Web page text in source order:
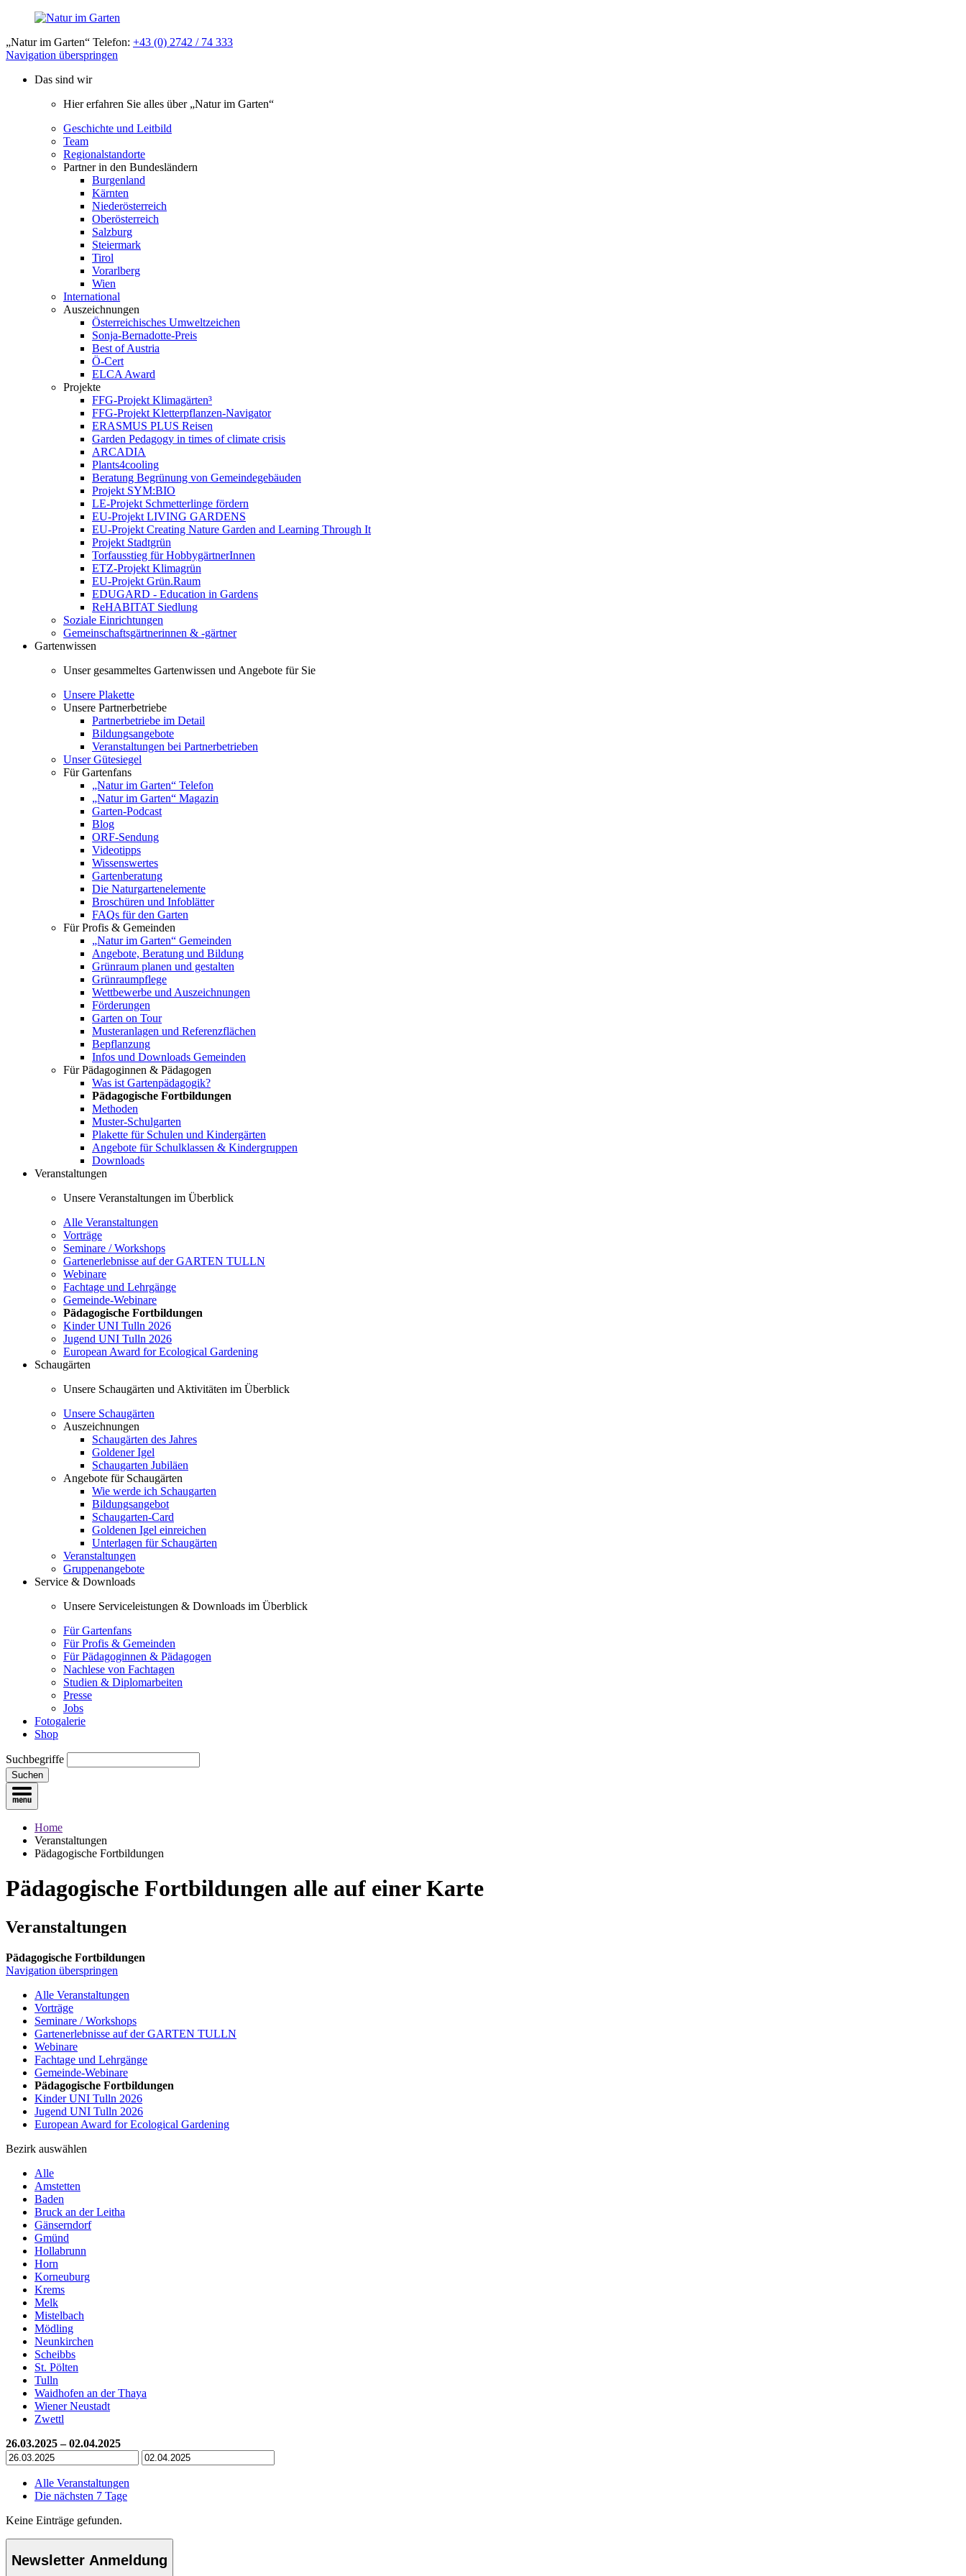
„Natur im Garten“ Telefon: +43 (0) 2742 / 74 333
Navigation überspringen
Das sind wir
Hier erfahren Sie alles über „Natur im Garten“
Geschichte und Leitbild
Team
Regionalstandorte
Partner in den Bundesländern
Burgenland
Kärnten
Niederösterreich
Oberösterreich
Salzburg
Steiermark
Tirol
Vorarlberg
Wien
International
Auszeichnungen
Österreichisches Umweltzeichen
Sonja-Bernadotte-Preis
Best of Austria
Ö-Cert
ELCA Award
Projekte
FFG-Projekt Klimagärten³
FFG-Projekt Kletterpflanzen-Navigator
ERASMUS PLUS Reisen
Garden Pedagogy in times of climate crisis
ARCADIA
Plants4cooling
Beratung Begrünung von Gemeindegebäuden
Projekt SYM:BIO
LE-Projekt Schmetterlinge fördern
EU-Projekt LIVING GARDENS
EU-Projekt Creating Nature Garden and Learning Through It
Projekt Stadtgrün
Torfausstieg für HobbygärtnerInnen
ETZ-Projekt Klimagrün
EU-Projekt Grün.Raum
EDUGARD - Education in Gardens
ReHABITAT Siedlung
Soziale Einrichtungen
Gemeinschaftsgärtnerinnen & -gärtner
Gartenwissen
Unser gesammeltes Gartenwissen und Angebote für Sie
Unsere Plakette
Unsere Partnerbetriebe
Partnerbetriebe im Detail
Bildungsangebote
Veranstaltungen bei Partnerbetrieben
Unser Gütesiegel
Für Gartenfans
„Natur im Garten“ Telefon
„Natur im Garten“ Magazin
Garten-Podcast
Blog
ORF-Sendung
Videotipps
Wissenswertes
Gartenberatung
Die Naturgartenelemente
Broschüren und Infoblätter
FAQs für den Garten
Für Profis & Gemeinden
„Natur im Garten“ Gemeinden
Angebote, Beratung und Bildung
Grünraum planen und gestalten
Grünraumpflege
Wettbewerbe und Auszeichnungen
Förderungen
Garten on Tour
Musteranlagen und Referenzflächen
Bepflanzung
Infos und Downloads Gemeinden
Für Pädagoginnen & Pädagogen
Was ist Gartenpädagogik?
Pädagogische Fortbildungen
Methoden
Muster-Schulgarten
Plakette für Schulen und Kindergärten
Angebote für Schulklassen & Kindergruppen
Downloads
Veranstaltungen
Unsere Veranstaltungen im Überblick
Alle Veranstaltungen
Vorträge
Seminare / Workshops
Gartenerlebnisse auf der GARTEN TULLN
Webinare
Fachtage und Lehrgänge
Gemeinde-Webinare
Pädagogische Fortbildungen
Kinder UNI Tulln 2026
Jugend UNI Tulln 2026
European Award for Ecological Gardening
Schaugärten
Unsere Schaugärten und Aktivitäten im Überblick
Unsere Schaugärten
Auszeichnungen
Schaugärten des Jahres
Goldener Igel
Schaugarten Jubiläen
Angebote für Schaugärten
Wie werde ich Schaugarten
Bildungsangebot
Schaugarten-Card
Goldenen Igel einreichen
Unterlagen für Schaugärten
Veranstaltungen
Gruppenangebote
Service & Downloads
Unsere Serviceleistungen & Downloads im Überblick
Für Gartenfans
Für Profis & Gemeinden
Für Pädagoginnen & Pädagogen
Nachlese von Fachtagen
Studien & Diplomarbeiten
Presse
Jobs
Fotogalerie
Shop
Suchbegriffe
Suchen
Home
Veranstaltungen
Pädagogische Fortbildungen
Pädagogische Fortbildungen alle auf einer Karte
Veranstaltungen
Pädagogische Fortbildungen
Navigation überspringen
Alle Veranstaltungen
Vorträge
Seminare / Workshops
Gartenerlebnisse auf der GARTEN TULLN
Webinare
Fachtage und Lehrgänge
Gemeinde-Webinare
Pädagogische Fortbildungen
Kinder UNI Tulln 2026
Jugend UNI Tulln 2026
European Award for Ecological Gardening
Bezirk auswählen
Alle
Amstetten
Baden
Bruck an der Leitha
Gänserndorf
Gmünd
Hollabrunn
Horn
Korneuburg
Krems
Melk
Mistelbach
Mödling
Neunkirchen
Scheibbs
St. Pölten
Tulln
Waidhofen an der Thaya
Wiener Neustadt
Zwettl
26.03.2025 – 02.04.2025
Alle Veranstaltungen
Die nächsten 7 Tage
Keine Einträge gefunden.
Newsletter Anmeldung